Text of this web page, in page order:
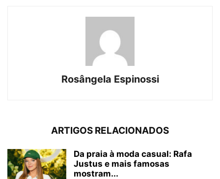
Rosângela Espinossi
ARTIGOS RELACIONADOS
Da praia à moda casual: Rafa
Justus e mais famosas
mostram...